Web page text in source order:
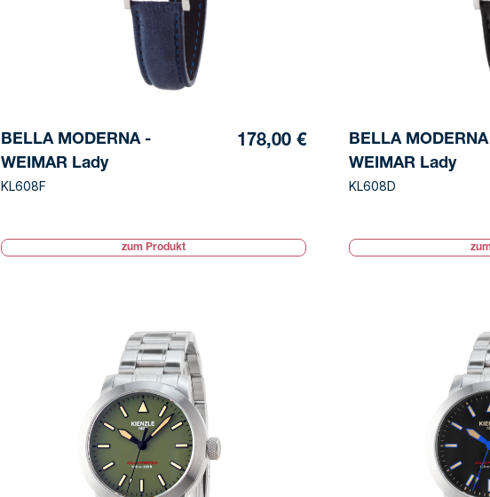
BELLA MODERNA -
WEIMAR Lady
KL608F
178,00 €
zum Produkt
BELLA
WEIMAR Lady
KL608D